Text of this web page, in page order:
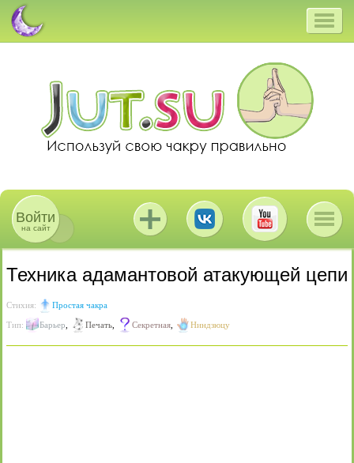
Войти
на сайт
Техника адамантовой атакующей цепи
Стихия: Простая чакра
Тип: Барьер Печать Секретная Ниндзюцу